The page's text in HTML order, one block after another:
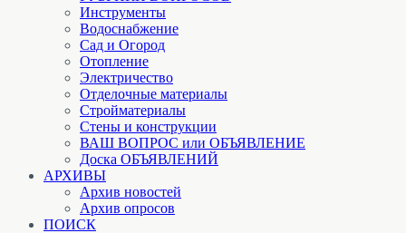
Инструменты
Водоснабжение
Сад и Огород
Отопление
Электричество
Отделочные материалы
Стройматериалы
Стены и конструкции
ВАШ ВОПРОС или ОБЪЯВЛЕНИЕ
Доска ОБЪЯВЛЕНИЙ
АРХИВЫ
Архив новостей
Архив опросов
ПОИСК